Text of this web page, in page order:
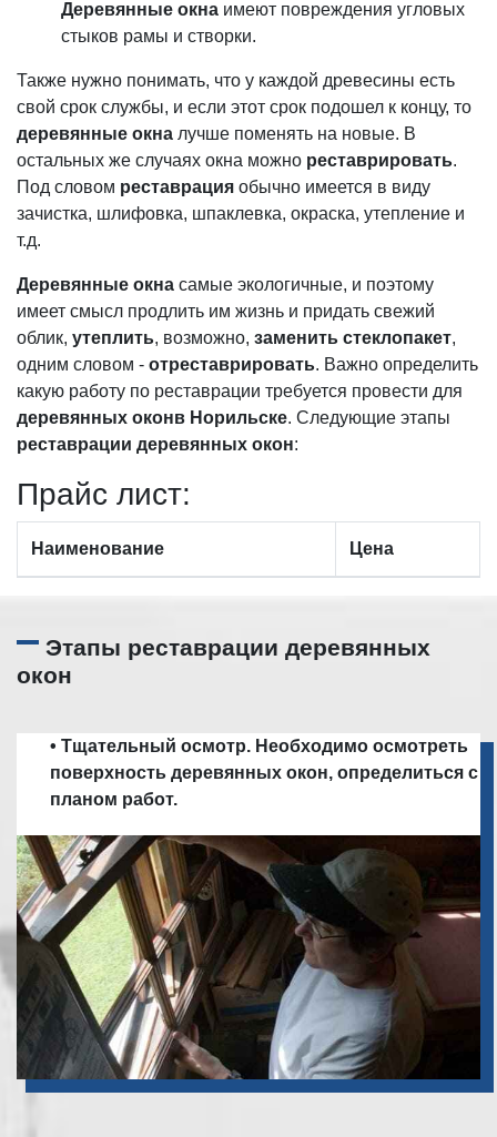
Деревянные окна имеют повреждения угловых
стыков рамы и створки.
Также нужно понимать, что у каждой древесины есть
свой срок службы, и если этот срок подошел к концу, то
деревянные окна лучше поменять на новые. В
остальных же случаях окна можно реставрировать.
Под словом реставрация обычно имеется в виду
зачистка, шлифовка, шпаклевка, окраска, утепление и
т.д.
Деревянные окна самые экологичные, и поэтому
имеет смысл продлить им жизнь и придать свежий
облик, утеплить, возможно, заменить стеклопакет,
одним словом - отреставрировать. Важно определить
какую работу по реставрации требуется провести для
деревянных оконв Норильске. Следующие этапы
реставрации деревянных окон:
Прайc лист:
Наименование Цена
Этапы реставрации деревянных
окон
• Тщательный осмотр. Необходимо осмотреть
поверхность деревянных окон, определиться с
планом работ.